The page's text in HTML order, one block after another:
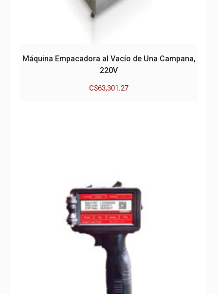
Máquina Empacadora al Vacío de Una Campana,
220V
C$63,301.27